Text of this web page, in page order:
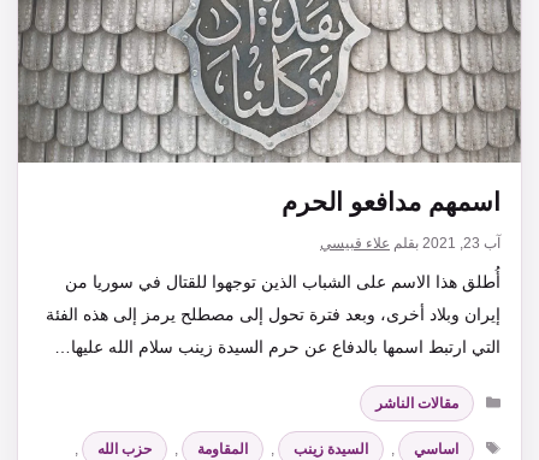
اسمهم مدافعو الحرم
آب 23, 2021 بقلم علاء قبيسي
أُطلق هذا الاسم على الشباب الذين توجهوا للقتال في سوريا من
إيران وبلاد أخرى، وبعد فترة تحول إلى مصطلح يرمز إلى هذه الفئة
التي ارتبط اسمها بالدفاع عن حرم السيدة زينب سلام الله عليها…
التصنيفات
مقالات الناشر
الوسوم
اساسي السيدة زينب المقاومة حزب الله